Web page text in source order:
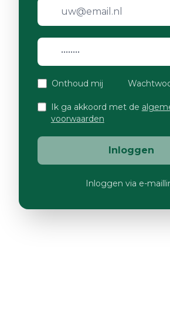
Onthoud mij
Ik ga akkoord met de
voorwaarden
Inloggen
Inloggen via e-